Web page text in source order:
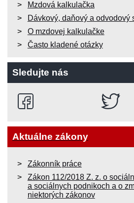
Mzdová kalkulačka
Dávkový, daňový a odvodový
O mzdovej kalkulačke
Často kladené otázky
Sledujte nás
Aktuálne zákony
Zákonník práce
Zákon 112/2018 Z. z. o
a sociálnych podnikoch a o
niektorých zákonov